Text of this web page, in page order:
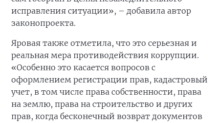
исправления ситуации», – добавила автор
законопроекта.
Яровая также отметила, что это серьезная и
реальная мера противодействия коррупции.
«Особенно это касается вопросов с
оформлением регистрации прав, кадастровый
учет, в том числе права собственности, права
на землю, права на строительство и других
прав, когда бесконечный возврат документов